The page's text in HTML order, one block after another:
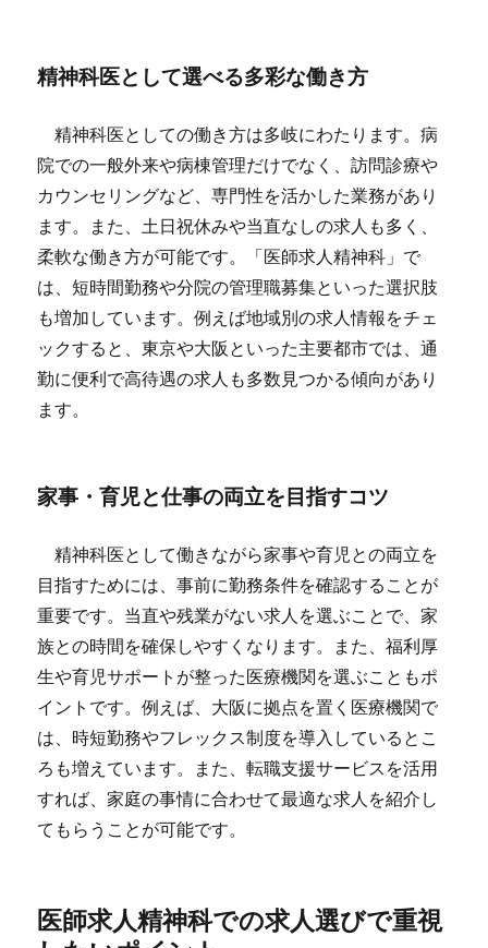
精神科医として選べる多彩な働き方
精神科医としての働き方は多岐にわたります。病
院での一般外来や病棟管理だけでなく、訪問診療や
カウンセリングなど、専門性を活かした業務があり
ます。また、土日祝休みや当直なしの求人も多く、
柔軟な働き方が可能です。「医師求人精神科」で
は、短時間勤務や分院の管理職募集といった選択肢
も増加しています。例えば地域別の求人情報をチェ
ックすると、東京や大阪といった主要都市では、通
勤に便利で高待遇の求人も多数見つかる傾向があり
ます。
家事・育児と仕事の両立を目指すコツ
精神科医として働きながら家事や育児との両立を
目指すためには、事前に勤務条件を確認することが
重要です。当直や残業がない求人を選ぶことで、家
族との時間を確保しやすくなります。また、福利厚
生や育児サポートが整った医療機関を選ぶこともポ
イントです。例えば、大阪に拠点を置く医療機関で
は、時短勤務やフレックス制度を導入しているとこ
ろも増えています。また、転職支援サービスを活用
すれば、家庭の事情に合わせて最適な求人を紹介し
てもらうことが可能です。
医師求人精神科での求人選びで重視